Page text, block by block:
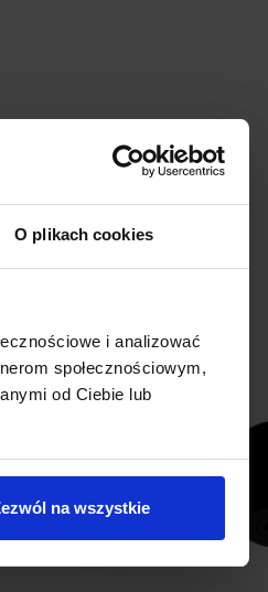
O plikach cookies
i analizować
społecznościowym,
od Ciebie lub
na wszystkie